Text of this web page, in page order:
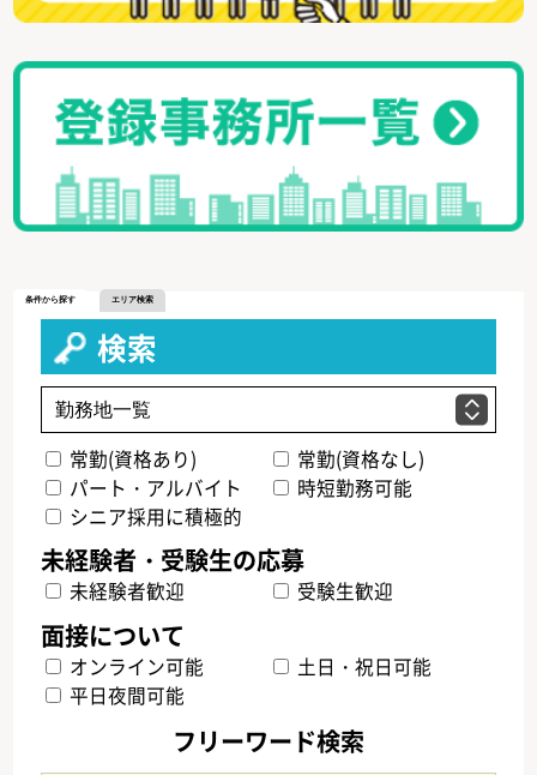
条件から探す エリア検索
検索
常勤(資格あり)
常勤(資格なし)
パート・アルバイト
時短勤務可能
シニア採用に積極的
未経験者歓迎 受験生歓迎
オンライン可能
土日・祝日可能
平日夜間可能
フリーワード検索